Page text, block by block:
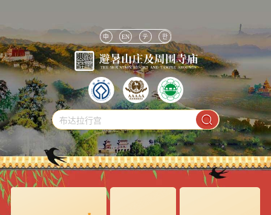
中 EN テ 한
布达拉行宫